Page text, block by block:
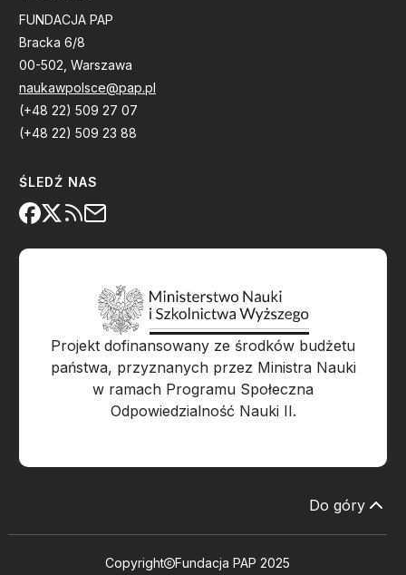
FUNDACJA PAP
Bracka 6/8
00-502, Warszawa
naukawpolsce@pap.pl
(+48 22) 509 27 07
(+48 22) 509 23 88
ŚLEDŹ NAS
Projekt dofinansowany ze środków budżetu
państwa, przyznanych przez Ministra Nauki
w ramach Programu Społeczna
Odpowiedzialność Nauki II.
Do góry
Copyright Fundacja PAP 2025